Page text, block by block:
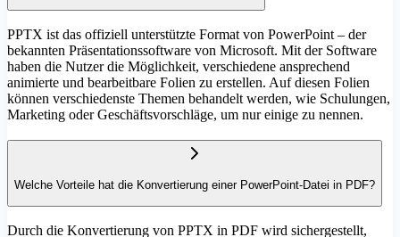
PPTX ist das offiziell unterstützte Format von PowerPoint – der
bekannten Präsentationssoftware von Microsoft. Mit der Software
haben die Nutzer die Möglichkeit, verschiedene ansprechend
animierte und bearbeitbare Folien zu erstellen. Auf diesen Folien
können verschiedenste Themen behandelt werden, wie Schulungen,
Marketing oder Geschäftsvorschläge, um nur einige zu nennen.
Welche Vorteile hat die Konvertierung einer PowerPoint-Datei in PDF?
Durch die Konvertierung von PPTX in PDF wird sichergestellt,